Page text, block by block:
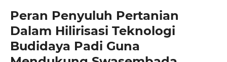
Peran Penyuluh Pertanian
Dalam Hilirisasi Teknologi
Budidaya Padi Guna